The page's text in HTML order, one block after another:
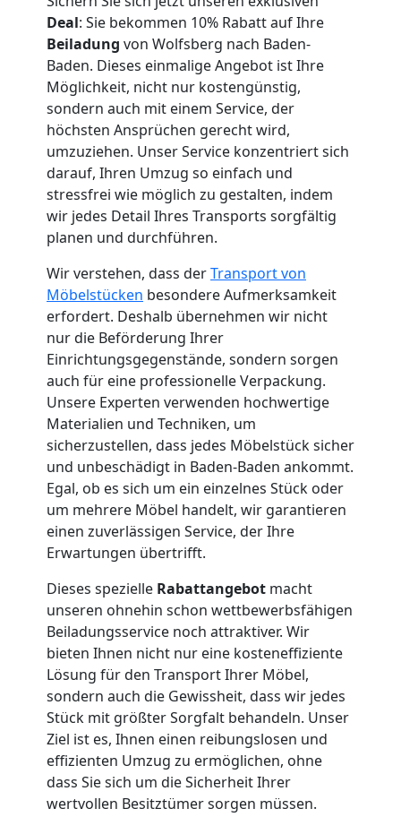
Deal: Sie bekommen 10% Rabatt auf Ihre
Beiladung von Wolfsberg nach Baden-
Baden. Dieses einmalige Angebot ist Ihre
Möglichkeit, nicht nur kostengünstig,
sondern auch mit einem Service, der
höchsten Ansprüchen gerecht wird,
umzuziehen. Unser Service konzentriert sich
darauf, Ihren Umzug so einfach und
stressfrei wie möglich zu gestalten, indem
wir jedes Detail Ihres Transports sorgfältig
planen und durchführen.
Wir verstehen, dass derTransport von
Möbelstücken besondere Aufmerksamkeit
erfordert. Deshalb übernehmen wir nicht
nur die Beförderung Ihrer
Einrichtungsgegenstände, sondern sorgen
auch für eine professionelle Verpackung.
Unsere Experten verwenden hochwertige
Materialien und Techniken, um
sicherzustellen, dass jedes Möbelstück sicher
und unbeschädigt in Baden-Baden ankommt.
Egal, ob es sich um ein einzelnes Stück oder
um mehrere Möbel handelt, wir garantieren
einen zuverlässigen Service, der Ihre
Erwartungen übertrifft.
Dieses spezielle Rabattangebot macht
unseren ohnehin schon wettbewerbsfähigen
Beiladungsservice noch attraktiver. Wir
bieten Ihnen nicht nur eine kosteneffiziente
Lösung für den Transport Ihrer Möbel,
sondern auch die Gewissheit, dass wir jedes
Stück mit größter Sorgfalt behandeln. Unser
Ziel ist es, Ihnen einen reibungslosen und
effizienten Umzug zu ermöglichen, ohne
dass Sie sich um die Sicherheit Ihrer
wertvollen Besitztümer sorgen müssen.
Küchenumzug
Wolfsberg
Umzug
und
Lagerung
Wolfsberg
Full-
Service-
Umzug
Wolfsberg
Qualitäts-
Umzüge
Wolfsberg
Vereinsumzug
Wolfsberg